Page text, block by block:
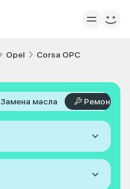
Opel Corsa OPC
Замена масла Ремонт